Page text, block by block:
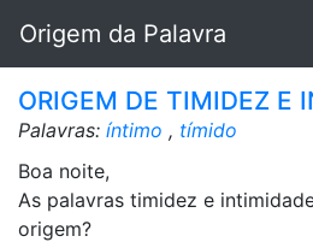
Origem da Palavra
ORIGEM DE TIMIDEZ E
Palavras: íntimo , tímido
Boa noite,
As palavras timidez e
origem?